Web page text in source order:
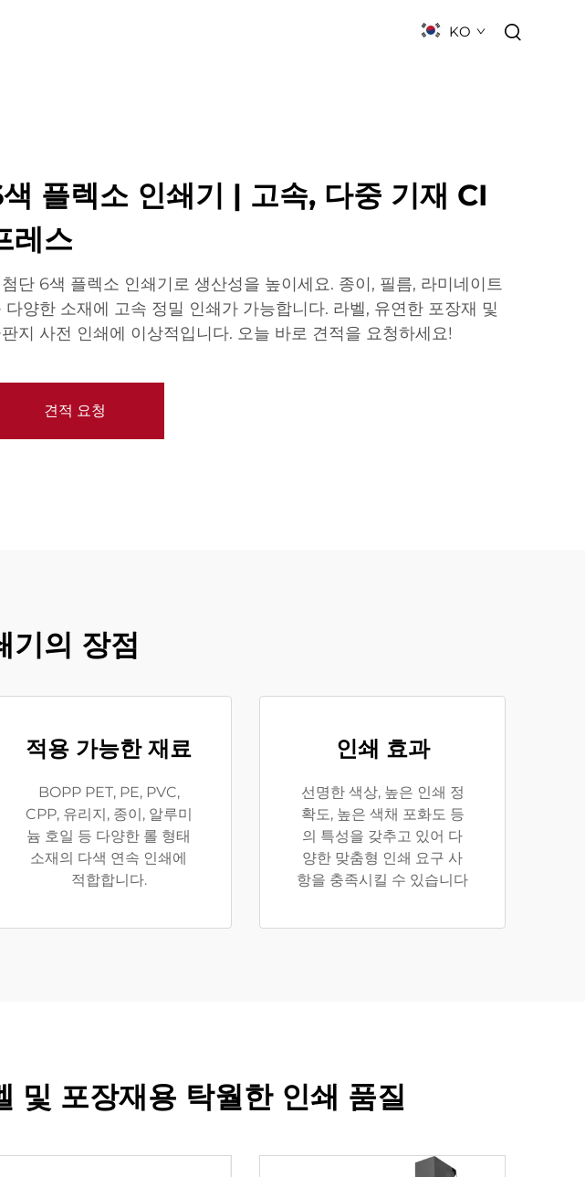
KO
플렉소 인쇄기 | 고속, 다중 기재 CI
레스
단 6색 플렉소 인쇄기로 생산성을 높이세요. 종이, 필름, 라미네이트
다양한 소재에 고속 정밀 인쇄가 가능합니다. 라벨, 유연한 포장재 및
지 사전 인쇄에 이상적입니다. 오늘 바로 견적을 요청하세요!
견적 요청
기의 장점
적용 가능한 재료
BOPP PET, PE, PVC,
CPP, 유리지, 종이, 알루미
늄 호일 등 다양한 롤 형태
소재의 다색 연속 인쇄에
적합합니다.
인쇄 효과
선명한 색상, 높은 인쇄 정
확도, 높은 색채 포화도 등
의 특성을 갖추고 있어 다
양한 맞춤형 인쇄 요구 사
항을 충족시킬 수 있습니다
및 포장재용 탁월한 인쇄 품질